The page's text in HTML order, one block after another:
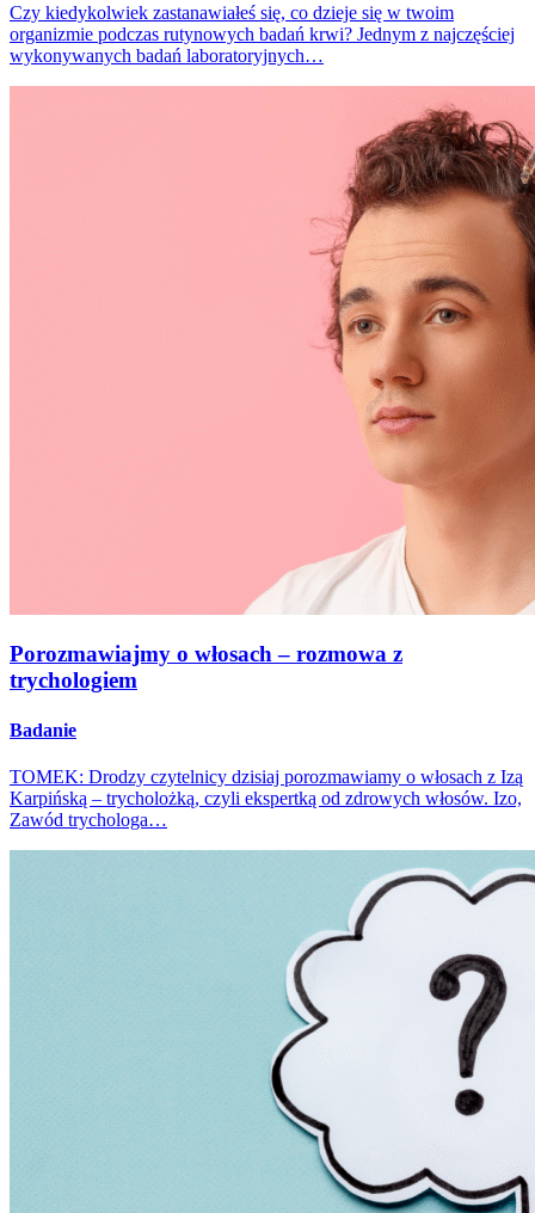
Czy kiedykolwiek zastanawiałeś się, co dzieje się w twoim
organizmie podczas rutynowych badań krwi? Jednym z najczęściej
wykonywanych badań laboratoryjnych…
Porozmawiajmy o włosach – rozmowa z
trychologiem
Badanie
TOMEK: Drodzy czytelnicy dzisiaj porozmawiamy o włosach z Izą
Karpińską – trycholożką, czyli ekspertką od zdrowych włosów. Izo,
Zawód trychologa…